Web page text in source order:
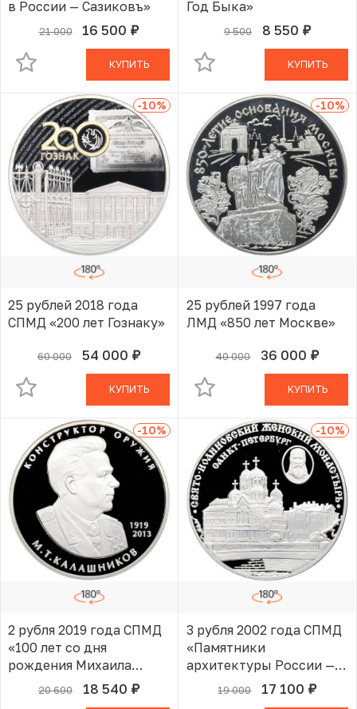
в России — Сазиковъ»
21 000 16 500 руб.
В КОРЗИНЕ
КУПИТЬ
Год Быка»
9 500 8 550 руб.
В КОРЗИНЕ
КУПИТЬ
-10%
25 рублей 2018 года
СПМД «200 лет Гознаку»
60 000 54 000 руб.
В КОРЗИНЕ
КУПИТЬ
-10%
25 рублей 1997 года
ЛМД «850 лет Москве»
40 000 36 000 руб.
В КОРЗИНЕ
КУПИТЬ
-10%
2 рубля 2019 года СПМД
«100 лет со дня
рождения Михаила
Тимофеевича
20 600 18 540 руб.
В КОРЗИНЕ
-10%
3 рубля 2002 года СПМД
«Памятники
архитектуры России —
Свято-Иоанновский
19 000 17 100 руб.
В КОРЗИНЕ